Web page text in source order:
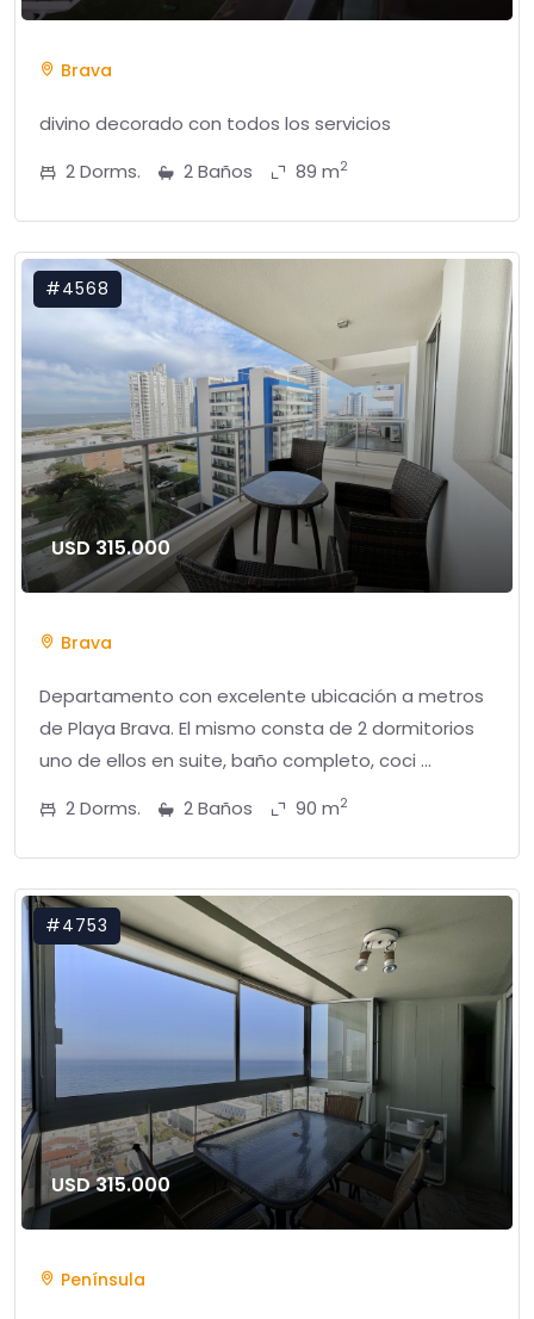
Brava
divino decorado con todos los servicios
2 Dorms.
2 Baños 89 m2
#4568
USD 315.000
Brava
Departamento con excelente ubicación a metros
de Playa Brava. El mismo consta de 2 dormitorios
uno de ellos en suite, baño completo, coci ...
2 Dorms.
2 Baños 90 m2
#4753
USD 315.000
Península